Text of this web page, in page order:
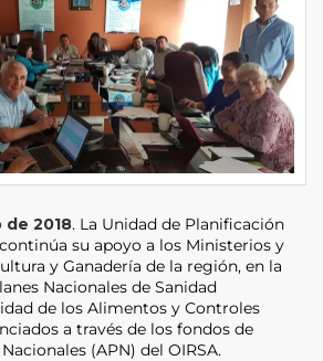
de 2018. La Unidad de Planificación
su apoyo a los Ministerios y
y Ganadería de la región, en la
Nacionales de Sanidad
de los Alimentos y Controles
a través de los fondos de
(APN) del OIRSA.